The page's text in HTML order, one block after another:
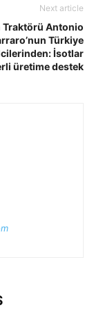
Next article
Traktörü Antonio
Türkiye
İsotlar
üretime destek